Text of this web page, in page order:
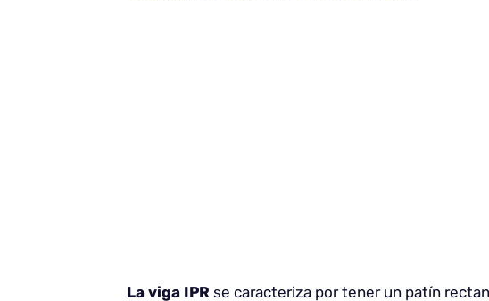
La viga IPR se caracteriza por tener un patín